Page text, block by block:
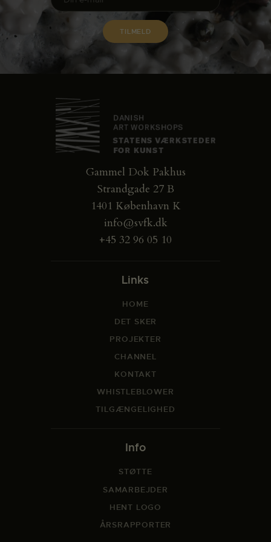
Gammel Dok Pakhus
Strandgade 27 B
1401 København K
info@svfk.dk
+45 32 96 05 10
Links
HOME
DET SKER
PROJEKTER
CHANNEL
KONTAKT
WHISTLEBLOWER
TILGÆNGELIGHED
Info
STØTTE
SAMARBEJDER
HENT LOGO
ÅRSRAPPORTER